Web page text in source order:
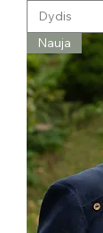
Nauja